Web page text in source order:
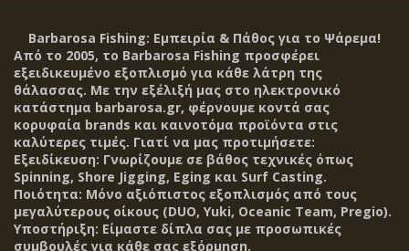
Barbarosa Fishing: Εμπειρία & Πάθος για το Ψάρεμα!
Από το 2005, το Barbarosa Fishing προσφέρει
εξειδικευμένο εξοπλισμό για κάθε λάτρη της
θάλασσας. Με την εξέλιξή μας στο ηλεκτρονικό
κατάστημα barbarosa.gr, φέρνουμε κοντά σας
κορυφαία brands και καινοτόμα προϊόντα στις
καλύτερες τιμές. Γιατί να μας προτιμήσετε:
Εξειδίκευση: Γνωρίζουμε σε βάθος τεχνικές όπως
Spinning, Shore Jigging, Eging και Surf Casting.
Ποιότητα: Μόνο αξιόπιστος εξοπλισμός από τους
μεγαλύτερους οίκους (DUO, Yuki, Oceanic Team, Pregio).
Υποστήριξη: Είμαστε δίπλα σας με προσωπικές
συμβουλές για κάθε σας εξόρμηση.